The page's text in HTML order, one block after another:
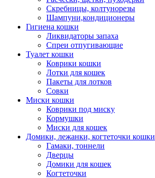
Скребницы, колтунорезы
Шампуни,кондиционеры
Гигиена кошки
Ликвидаторы запаха
Спреи отпугивающие
Туалет кошки
Коврики кошки
Лотки для кошек
Пакеты для лотков
Совки
Миски кошки
Коврики под миску
Кормушки
Миски для кошек
Домики, лежанки, когтеточки кошки
Гамаки, тоннели
Дверцы
Домики для кошек
Когтеточки